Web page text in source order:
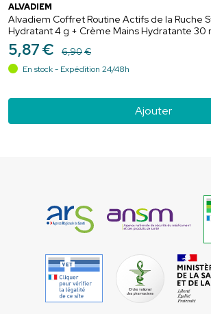
ALVADIEM
Alvadiem Coffret Routine Actifs de la Ruche
Hydratant 4 g + Crème Mains Hydratante 30
5,87€ 6,90€
En stock - Expédition 24/48h
Ajouter